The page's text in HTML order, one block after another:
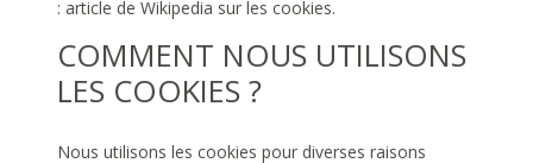
: article de Wikipedia sur les cookies.
COMMENT NOUS UTILISONS
LES COOKIES ?
Nous utilisons les cookies pour diverses raisons